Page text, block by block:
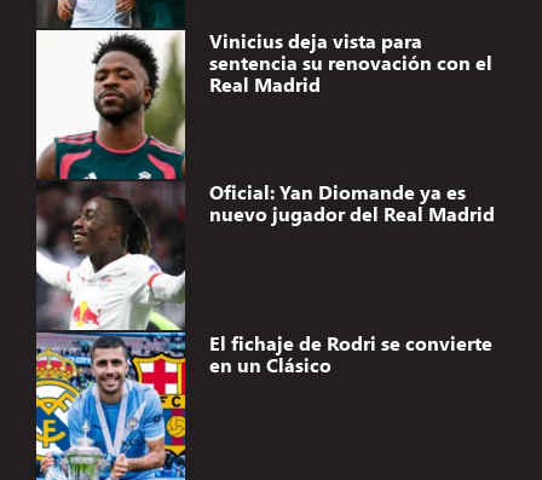
Vinicius deja vista para
sentencia su renovación con el
Real Madrid
Oficial: Yan Diomande ya es
nuevo jugador del Real Madrid
El fichaje de Rodri se convierte
en un Clásico